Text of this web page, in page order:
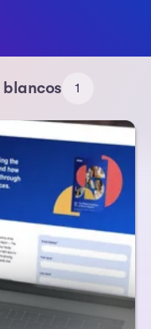
blancos 1